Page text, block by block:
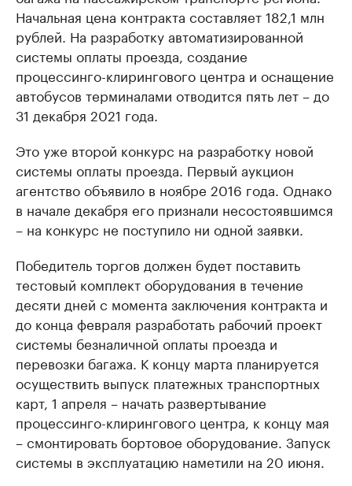
Начальная цена контракта составляет 182,1 млн
рублей. На разработку автоматизированной
системы оплаты проезда, создание
процессинго-клирингового центра и оснащение
автобусов терминалами отводится пять лет – до
31 декабря 2021 года.
Это уже второй конкурс на разработку новой
системы оплаты проезда. Первый аукцион
агентство объявило в ноябре 2016 года. Однако
в начале декабря его признали несостоявшимся
– на конкурс не поступило ни одной заявки.
Победитель торгов должен будет поставить
тестовый комплект оборудования в течение
десяти дней с момента заключения контракта и
до конца февраля разработать рабочий проект
системы безналичной оплаты проезда и
перевозки багажа. К концу марта планируется
осуществить выпуск платежных транспортных
карт, 1 апреля – начать развертывание
процессинго-клирингового центра, к концу мая
– смонтировать бортовое оборудование. Запуск
системы в эксплуатацию наметили на 20 июня.